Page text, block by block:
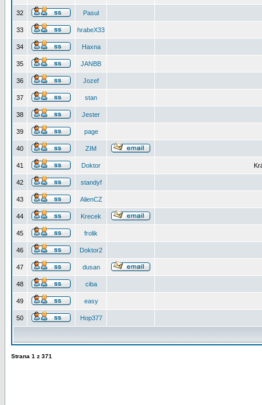
32 Pasul
33 hrabeX33
34 Haxna
35 JANBB
36 Jozef
37 stan
38 Jester
39 page
40 ZIM
41 Doktor
42 standyf
43 AlienCZ
44 Krecek
45 frolik
46 Doktor2
47 dusan
48 ciba
49 easy
50 Hop377
Strana 1 z 371